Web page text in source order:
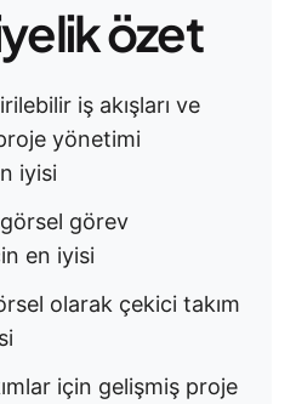
özet
iş akışları ve
yönetimi
iyisi
görev
en iyisi
olarak çekici takım
için gelişmiş proje